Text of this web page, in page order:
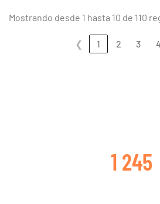
Mostrando desde 1 hasta 10 de 110
❮ 1 2 3
1 245